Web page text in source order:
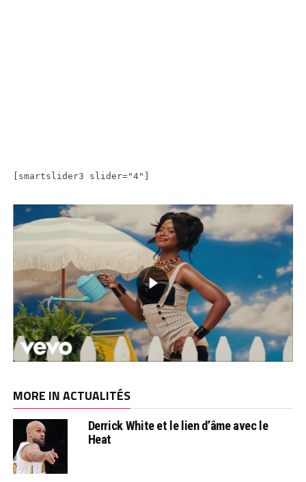
[smartslider3 slider="4"]
MORE IN ACTUALITÉS
Derrick White et le lien d’âme avec le
Heat